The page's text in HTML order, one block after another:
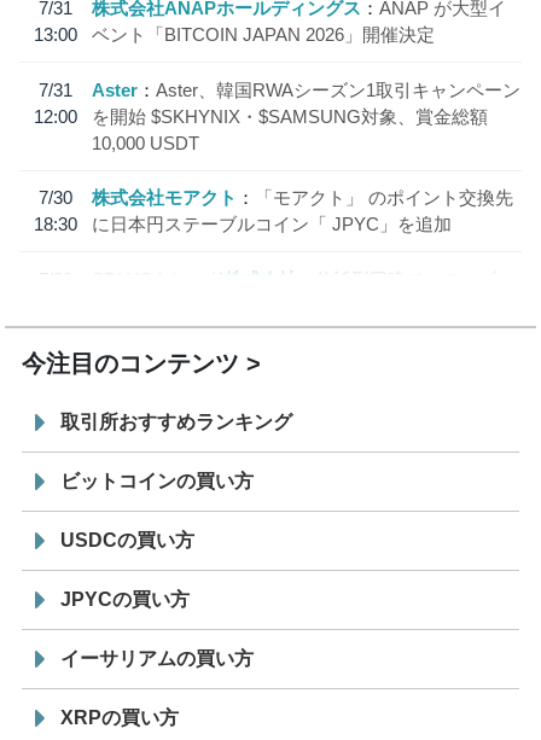
7/31
13:00
株式会社ANAPホールディングス
ANAP が大型イ
ベント「BITCOIN JAPAN 2026」開催決定
7/31
12:00
Aster
Aster、韓国RWAシーズン1取引キャンペーン
を開始 $SKHYNIX・$SAMSUNG対象、賞金総額
10,000 USDT
7/30
18:30
株式会社モアクト
「モアクト」 のポイント交換先
に日本円ステーブルコイン「 JPYC」を追加
7/29
SBI VCトレード株式会社
信託型円建てステーブル
今注目のコンテンツ
取引所おすすめランキング
ビットコインの買い方
USDCの買い方
JPYCの買い方
イーサリアムの買い方
XRPの買い方